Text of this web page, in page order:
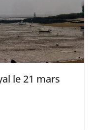
le 21 mars